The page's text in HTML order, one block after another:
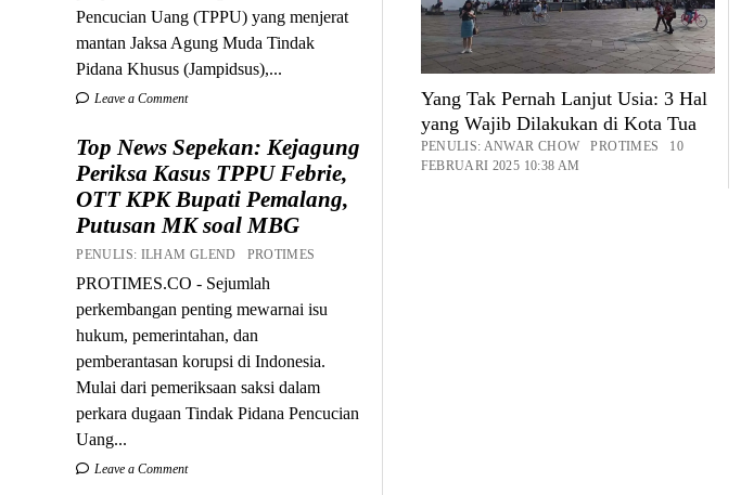
Pencucian Uang (TPPU) yang menjerat
mantan Jaksa Agung Muda Tindak
Pidana Khusus (Jampidsus),...
Leave a Comment
Top News Sepekan: Kejagung
Periksa Kasus TPPU Febrie,
OTT KPK Bupati Pemalang,
Putusan MK soal MBG
PENULIS: ILHAM GLEND PROTIMES
PROTIMES.CO - Sejumlah
perkembangan penting mewarnai isu
hukum, pemerintahan, dan
pemberantasan korupsi di Indonesia.
Mulai dari pemeriksaan saksi dalam
perkara dugaan Tindak Pidana Pencucian
Uang...
Leave a Comment
Yang Tak Pernah Lanjut Usia: 3 Hal
yang Wajib Dilakukan di Kota Tua
PENULIS: ANWAR CHOW PROTIMES 10
FEBRUARI 2025 10:38 AM